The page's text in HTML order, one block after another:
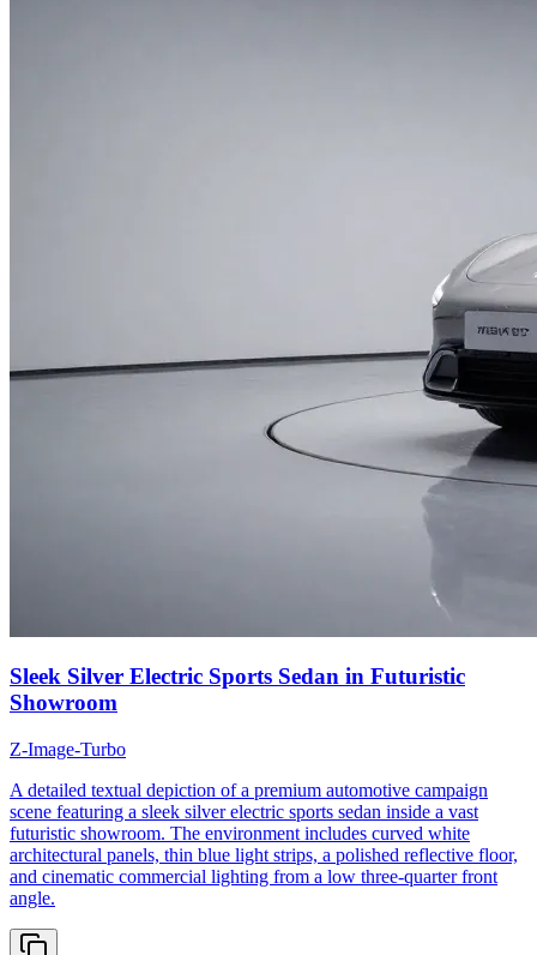
Sleek Silver Electric Sports Sedan in Futuristic
Showroom
Z-Image-Turbo
A detailed textual depiction of a premium automotive campaign
scene featuring a sleek silver electric sports sedan inside a vast
futuristic showroom. The environment includes curved white
architectural panels, thin blue light strips, a polished reflective floor,
and cinematic commercial lighting from a low three-quarter front
angle.